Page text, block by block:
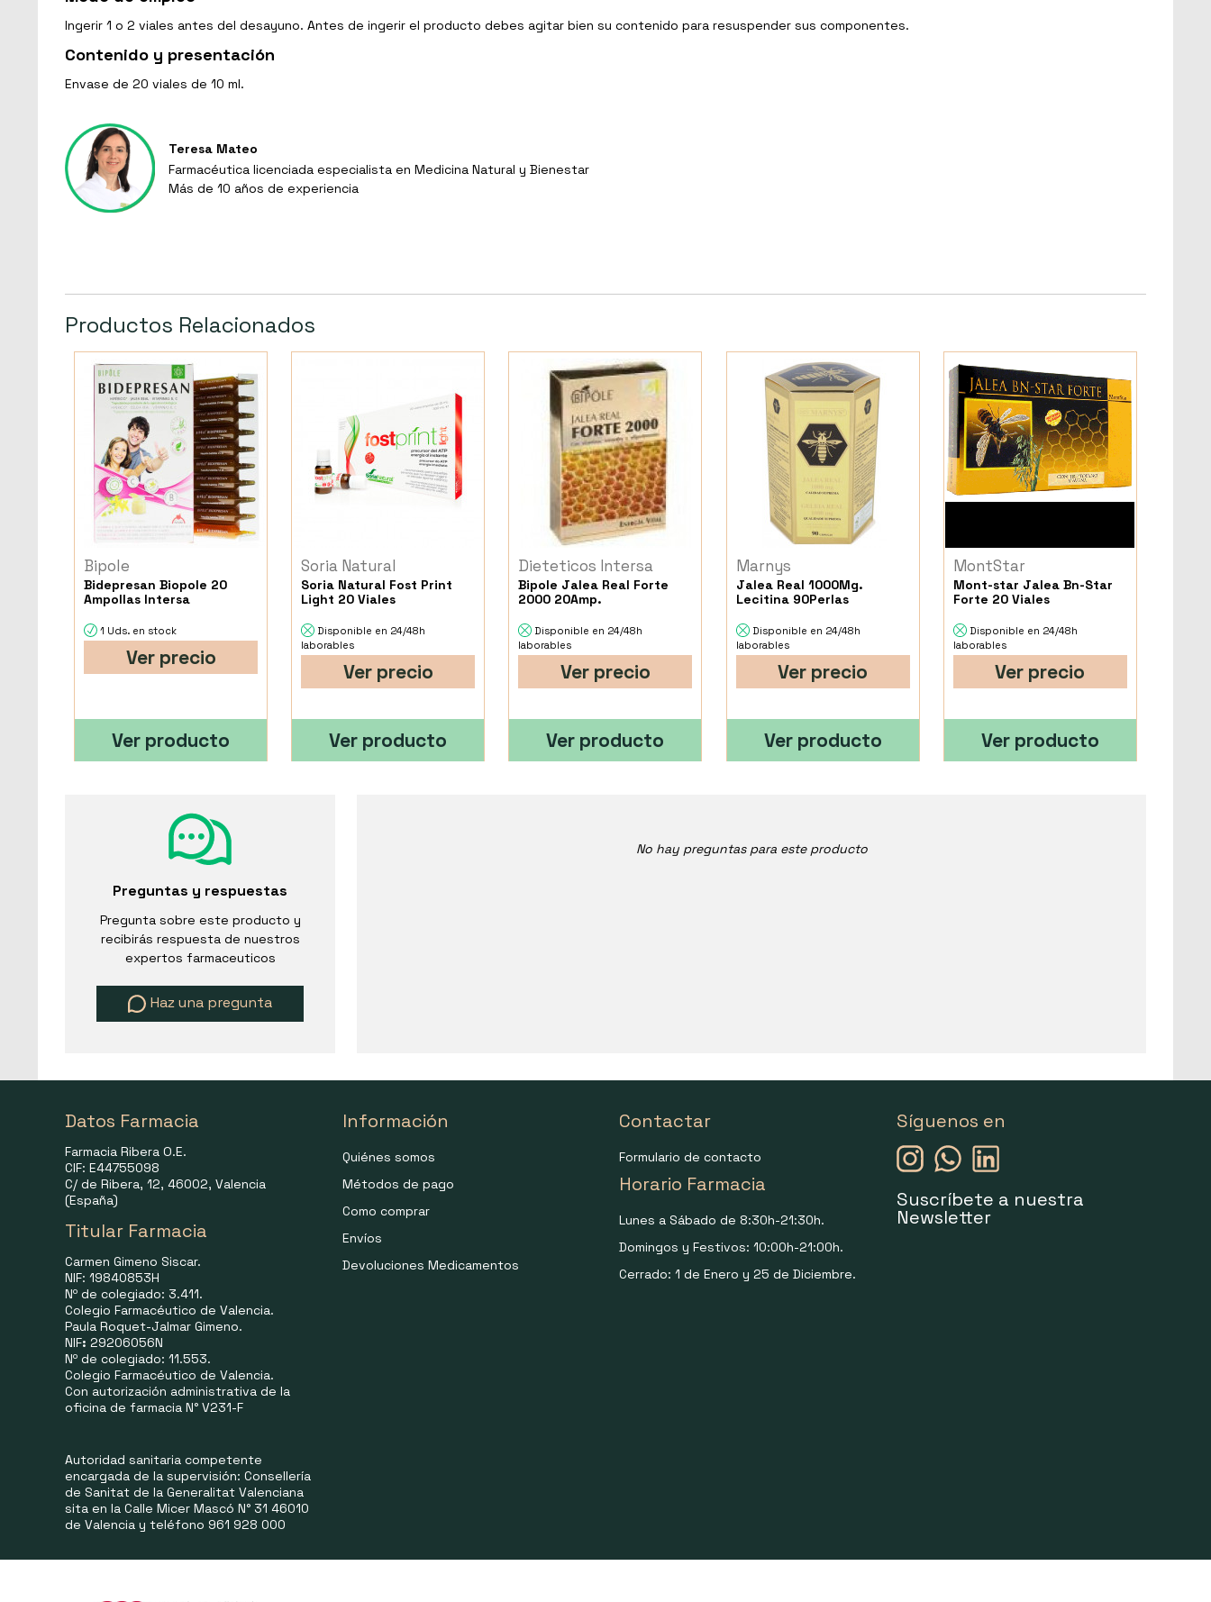
Ingerir 1 o 2 viales antes del desayuno. Antes de ingerir el producto debes agitar bien su contenido para resuspender sus componentes.
Contenido y presentación
Envase de 20 viales de 10 ml.
Teresa Mateo
Farmacéutica licenciada especialista en Medicina Natural y Bienestar
Más de 10 años de experiencia
Productos Relacionados
Bipole
Bidepresan Biopole 20
Ampollas Intersa
1 Uds. en stock
Ver precio
Ver producto
Soria Natural
Soria Natural Fost Print
Light 20 Viales
Disponible en 24/48h
laborables
Ver precio
Ver producto
Dieteticos Intersa
Bipole Jalea Real Forte
2000 20Amp.
Disponible en 24/48h
laborables
Ver precio
Ver producto
Marnys
Jalea Real 1000Mg.
Lecitina 90Perlas
Disponible en 24/48h
laborables
Ver precio
Ver producto
MontStar
Mont-star Jalea Bn-Star
Forte 20 Viales
Disponible en 24/48h
laborables
Ver precio
Ver producto
Preguntas y respuestas
Pregunta sobre este producto y
recibirás respuesta de nuestros
expertos farmaceuticos
Haz una pregunta
No hay preguntas para este producto
Datos Farmacia
Farmacia Ribera O.E.
CIF: E44755098
C/ de Ribera, 12, 46002, Valencia
(España)
Titular Farmacia
Carmen Gimeno Siscar.
NIF: 19840853H
Nº de colegiado: 3.411.
Colegio Farmacéutico de Valencia.
Paula Roquet-Jalmar Gimeno.
NIF: 29206056N
Nº de colegiado: 11.553.
Colegio Farmacéutico de Valencia.
Con autorización administrativa de la
oficina de farmacia N° V231-F
Autoridad sanitaria competente
encargada de la supervisión: Consellería
de Sanitat de la Generalitat Valenciana
sita en la Calle Micer Mascó N° 31 46010
de Valencia y teléfono 961 928 000
Información
Quiénes somos
Métodos de pago
Como comprar
Envíos
Devoluciones Medicamentos
Contactar
Formulario de contacto
Horario Farmacia
Lunes a Sábado de 8:30h-21:30h.
Domingos y Festivos: 10:00h-21:00h.
Cerrado: 1 de Enero y 25 de Diciembre.
Síguenos en
Suscríbete a nuestra
Newsletter